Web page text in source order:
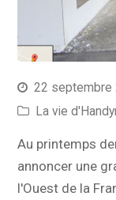
22 septembre
La vie
Au printemps
annoncer une
l'Ouest de la